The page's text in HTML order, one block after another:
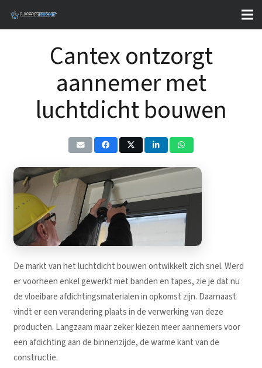
Cantex ontzorgt
aannemer met
luchtdicht bouwen
De markt van het luchtdicht bouwen ontwikkelt zich snel. Werd
er voorheen enkel gewerkt met banden en tapes, zie je dat nu
de vloeibare afdichtingsmaterialen in opkomst zijn. Daarnaast
vindt er een verandering plaats in de verwerking van deze
producten. Langzaam maar zeker kiezen meer aannemers voor
een afdichting aan de binnenzijde, de warme kant van de
constructie.